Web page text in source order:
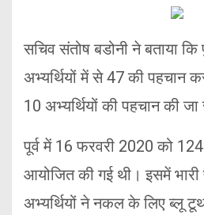
सचिव संतोष बडोनी ने बताया
अभ्यर्थियों में से 47 की पहचान
10 अभ्यर्थियों की पहचान की जा
पूर्व में 16 फरवरी 2020 को 1248
आयोजित की गई थी। इसमें
अभ्यर्थियों ने नकल के लिए ब्लू